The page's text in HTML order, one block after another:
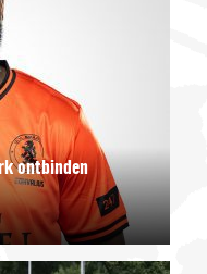
ontbinden